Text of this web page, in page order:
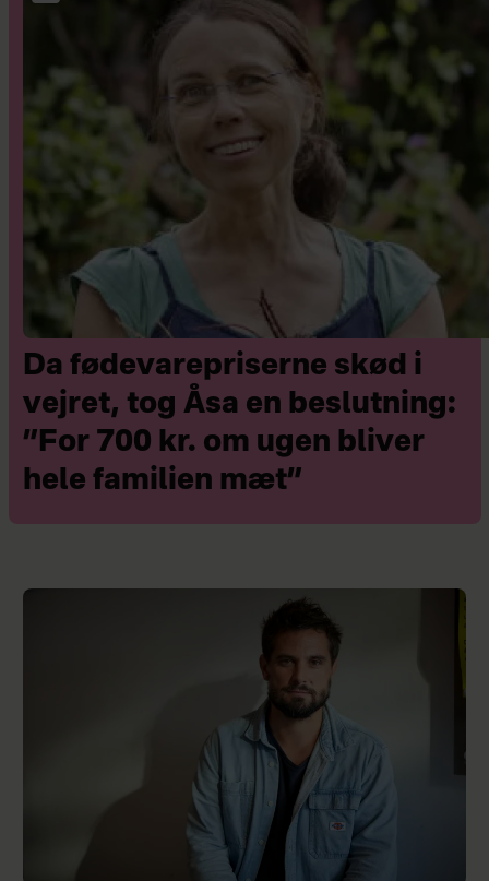
Da fødevarepriserne skød i
vejret, tog Åsa en beslutning:
”For 700 kr. om ugen bliver
hele familien mæt”